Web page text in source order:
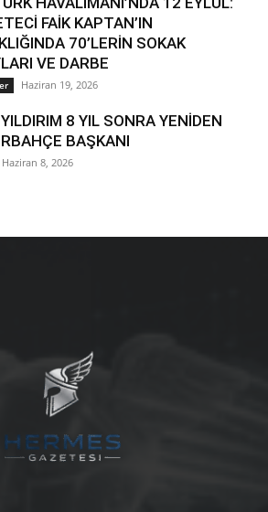
FAİK KAPTAN’IN
70’LERİN SOKAK
VE DARBE
Haziran 19, 2026
8 YIL SONRA YENİDEN
BAŞKANI
Haziran 8, 2026